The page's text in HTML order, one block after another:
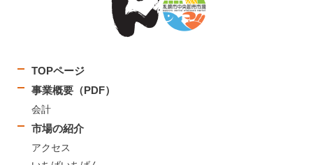
TOPページ
事業概要（PDF）
会計
市場の紹介
アクセス